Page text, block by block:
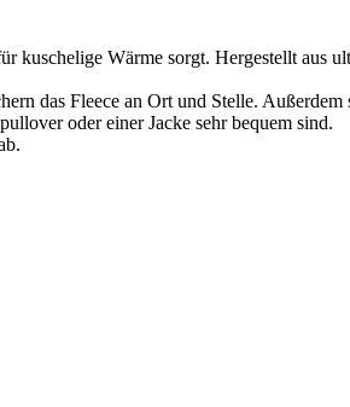
kuschelige Wärme sorgt. Hergestellt
das Fleece an Ort und Stelle.
oder einer Jacke sehr bequem sind.